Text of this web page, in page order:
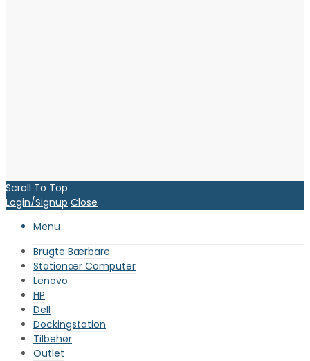
Scroll To Top
Login/Signup Close
Menu
Brugte Bærbare
Stationær Computer
Lenovo
HP
Dell
Dockingstation
Tilbehør
Outlet